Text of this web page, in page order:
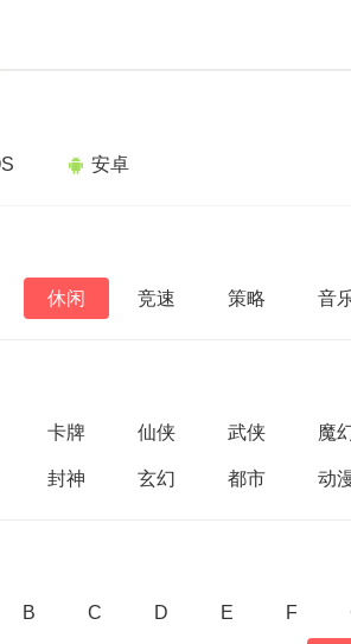
安卓
休闲 竞速 策略 音
卡牌 仙侠 武侠 魔
封神 玄幻 都市 动
B C D E F